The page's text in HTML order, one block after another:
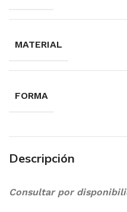
MATERIAL
FORMA
Descripción
Consultar por